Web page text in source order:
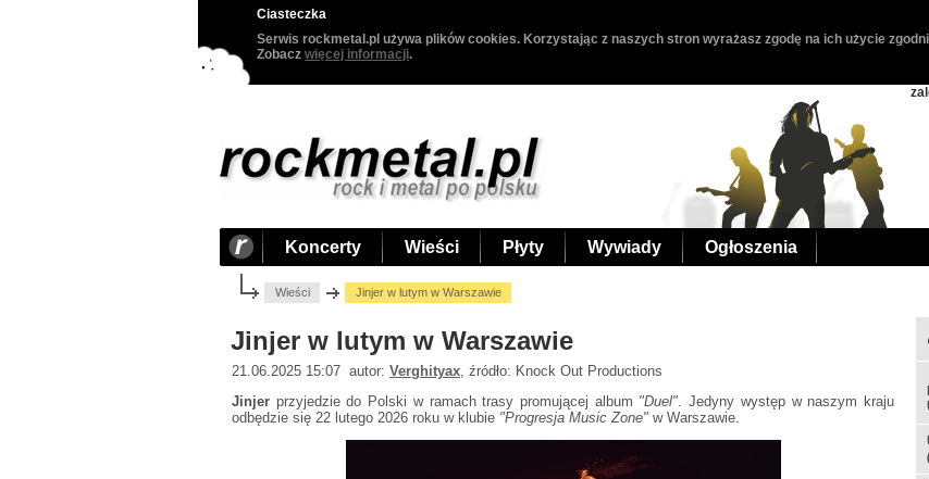
Ciasteczka
Serwis rockmetal.pl używa plików cookies. Korzystając z naszych stron wyrażasz zgodę na ich użycie
Zobacz więcej informacji.
Koncerty Wieści Płyty Wywiady Ogłoszenia
Wieści Jinjer w lutym w Warszawie
Jinjer w lutym w Warszawie
21.06.2025 15:07 autor: Verghityax , źródło: Knock Out Productions
Jinjer przyjedzie do Polski w ramach trasy promującej album "Duel" . Jedyny występ w naszym kraju
odbędzie się 22 lutego 2026 roku w klubie "Progresja Music Zone" w Warszawie.